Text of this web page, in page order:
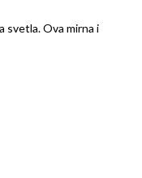
svetla. Ova mirna i